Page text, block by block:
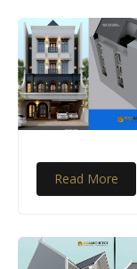
Read More